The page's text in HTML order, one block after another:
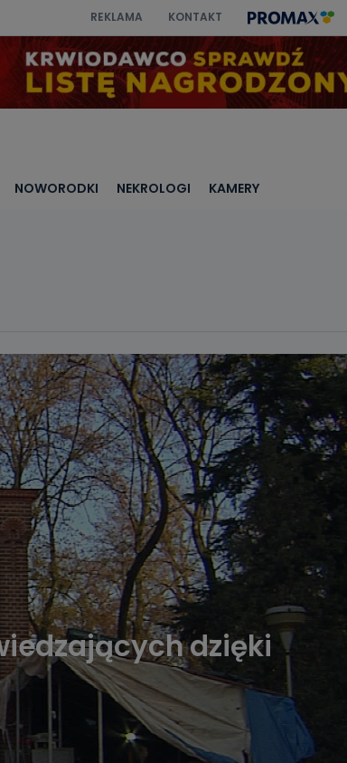
REKLAMA KONTAKT
NOWORODKI NEKROLOGI KAMERY
dzięki